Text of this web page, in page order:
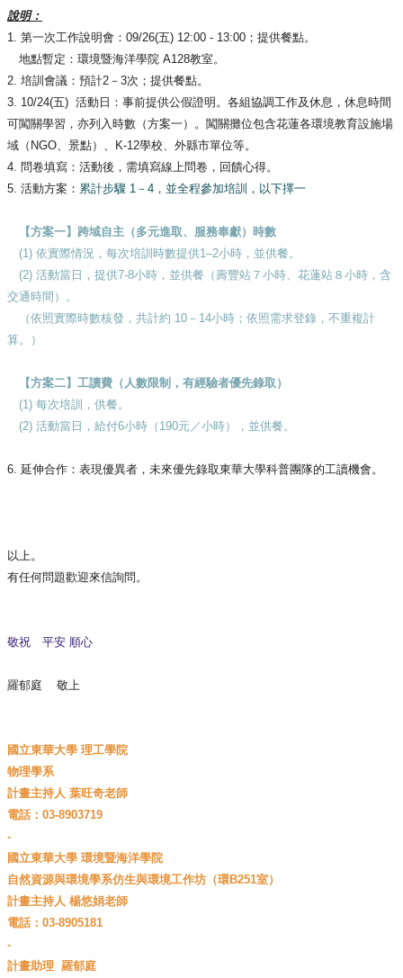
說明：
1. 第一次工作說明會：09/26(五) 12:00 - 13:00；提供餐點。
地點暫定：環境暨海洋學院 A128教室。
2. 培訓會議：預計2－3次；提供餐點。
3. 10/24(五) 活動日：事前提供公假證明。各組協調工作及休息， 休息時間
可闖關學習，亦列入時數（方案一）。 闖關攤位包含花蓮各環境教育設施場
域（NGO、景點）、K-12學校、外縣市單位等。
4. 問卷填寫：活動後，需填寫線上問卷，回饋心得。
5. 活動方案： 累計步驟 1－4，並全程參加培訓，以下擇一
【方案一】跨域自主（多元進取、服務奉獻）時數
(1) 依實際情況，每次培訓時數提供1–2小時，並供餐。
(2) 活動當日，提供7-8小時，並供餐（壽豐站７小時、 花蓮站８小時，含
交通時間）。
（依照實際時數核發，共計約 10－14小時；依照需求登錄，不重複計
算。）
【方案二】工讀費（人數限制，有經驗者優先錄取）
(1) 每次培訓，供餐。
(2) 活動當日，給付6小時（190元／小時），並供餐。
6. 延伸合作：表現優異者， 未來優先錄取東華大學科普團隊的工讀機會。
以上。
有任何問題歡迎來信詢問。
敬祝 平安 順心
羅郁庭 敬上
國立東華大學 理工學院
物理學系
計畫主持人 葉旺奇老師
電話 ：03-8903719
-
國立東華大學 環境暨海洋學院
自然資源與環境學系仿生與環境工作坊（環B251室）
計畫主持人 楊悠娟老師
電話 ：03-8905181
-
計畫助理 羅郁庭